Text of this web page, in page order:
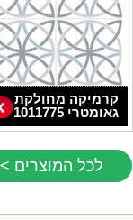
קרמיקה מחולקת
גאומטרי 1011775
לכל המוצרים >